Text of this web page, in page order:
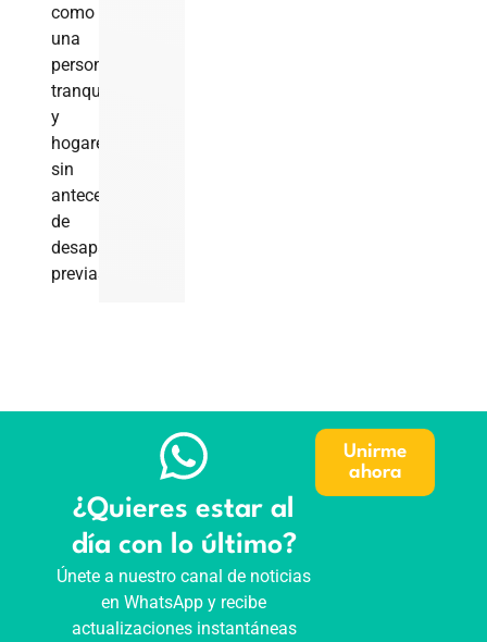
como
una
persona
tranquila
y
hogareña,
sin
antecedentes
de
desapariciones
previas.
¿Quieres estar al
día con lo último?
Únete a nuestro canal de noticias
en WhatsApp y recibe
actualizaciones instantáneas
Unirme
ahora